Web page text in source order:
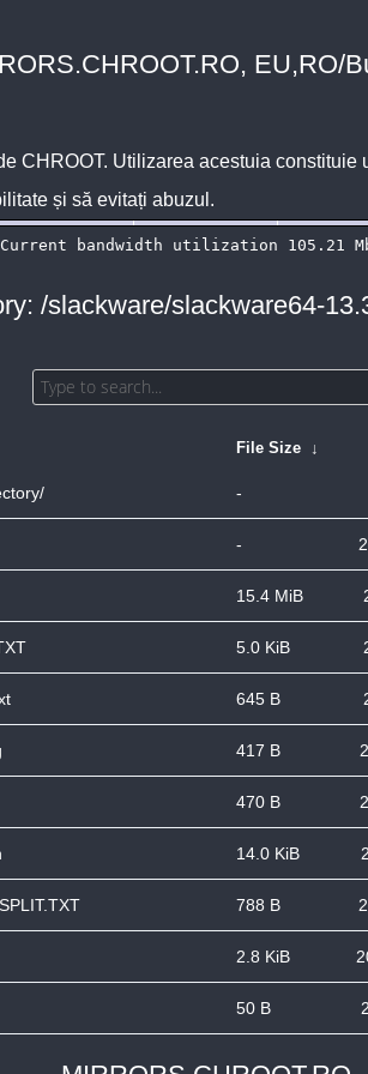
EU,RO/
CHROOT. Utilizarea acestuia constituie
și să evitați abuzul.
/slackware/slackware64-
File Size ↓
-
-
15.4 MiB
5.0 KiB
645 B
417 B
470 B
14.0 KiB
788 B
2.8 KiB
50 B